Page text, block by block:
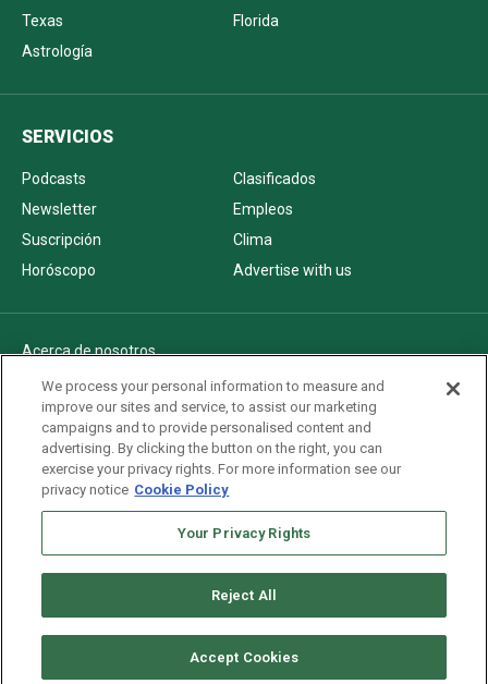
Texas
Florida
Astrología
SERVICIOS
Podcasts
Clasificados
Newsletter
Empleos
Suscripción
Clima
Horóscopo
Advertise with us
Acerca de nosotros
Politica de privacidad
Pautas Editoriales
AdChoices
Advertise with us
Newsletters
We process your personal information to measure and
improve our sites and service, to assist our marketing
campaigns and to provide personalised content and
advertising. By clicking the button on the right, you can
exercise your privacy rights. For more information see our
privacy notice Cookie Policy
Your Privacy Rights
Reject All
Accept Cookies